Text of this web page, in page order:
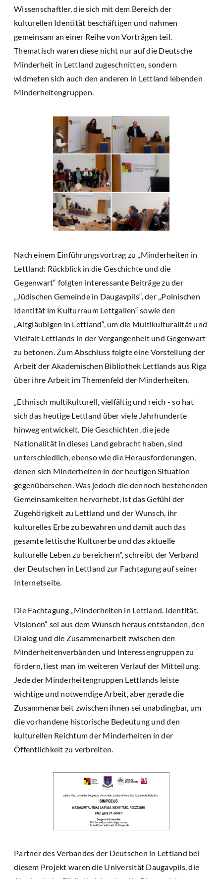
Wissenschaftler, die sich mit dem Bereich der
kulturellen Identität beschäftigen und nahmen
gemeinsam an einer Reihe von Vorträgen teil.
Thematisch waren diese nicht nur auf die Deutsche
Minderheit in Lettland zugeschnitten, sondern
widmeten sich auch den anderen in Lettland lebenden
Minderheitengruppen.
Nach einem Einführungsvortrag zu „Minderheiten in
Lettland: Rückblick in die Geschichte und die
Gegenwart“ folgten interessante Beiträge zu der
„Jüdischen Gemeinde in Daugavpils“, der „Polnischen
Identität im Kulturraum Lettgallen“ sowie den
„Altgläubigen in Lettland“, um die Multikulturalität und
Vielfalt Lettlands in der Vergangenheit und Gegenwart
zu betonen. Zum Abschluss folgte eine Vorstellung der
Arbeit der Akademischen Bibliothek Lettlands aus Riga
über ihre Arbeit im Themenfeld der Minderheiten.
„Ethnisch multikulturell, vielfältig und reich - so hat
sich das heutige Lettland über viele Jahrhunderte
hinweg entwickelt. Die Geschichten, die jede
Nationalität in dieses Land gebracht haben, sind
unterschiedlich, ebenso wie die Herausforderungen,
denen sich Minderheiten in der heutigen Situation
gegenübersehen. Was jedoch die dennoch bestehenden
Gemeinsamkeiten hervorhebt, ist das Gefühl der
Zugehörigkeit zu Lettland und der Wunsch, ihr
kulturelles Erbe zu bewahren und damit auch das
gesamte lettische Kulturerbe und das aktuelle
kulturelle Leben zu bereichern“, schreibt der Verband
der Deutschen in Lettland zur Fachtagung auf seiner
Internetseite.
Die Fachtagung „Minderheiten in Lettland. Identität.
Visionen“ sei aus dem Wunsch heraus entstanden, den
Dialog und die Zusammenarbeit zwischen den
Minderheitenverbänden und Interessengruppen zu
fördern, liest man im weiteren Verlauf der Mitteilung.
Jede der Minderheitengruppen Lettlands leiste
wichtige und notwendige Arbeit, aber gerade die
Zusammenarbeit zwischen ihnen sei unabdingbar, um
die vorhandene historische Bedeutung und den
kulturellen Reichtum der Minderheiten in der
Öffentlichkeit zu verbreiten.
Partner des Verbandes der Deutschen in Lettland bei
diesem Projekt waren die Universität Daugavpils, die